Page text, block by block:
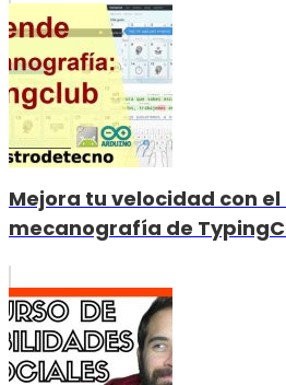
Mejora tu velocidad con el
mecanografía de